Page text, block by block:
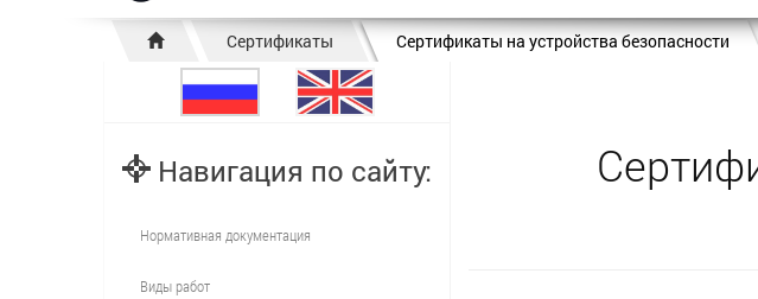
Сертификаты Сертификаты на устройства безопасности
Навигация по сайту:
Нормативная документация
Виды работ